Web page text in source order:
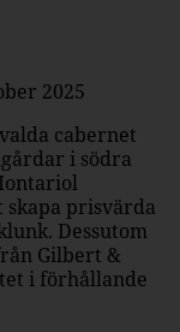
2025
cabernet
i södra
prisvärda
Dessutom
Gilbert &
i förhållande